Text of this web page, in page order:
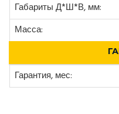
Габариты Д*Ш*В, мм:
Масса:
Гарантия, мес: